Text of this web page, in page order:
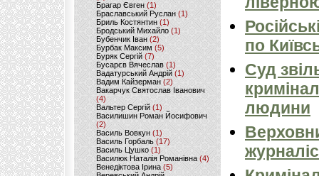
Брагар Євген (1)
Браславський Руслан (1)
Бриль Костянтин (1)
Бродський Михайло (1)
Бубенчик Іван(2)
Бурбак Максим (5)
Буряк Сергій (7)
Бусарєв Вячеслав (1)
Вадатурський Андрій (1)
Вадим Кайзерман (2)
Вакарчук Святослав Іванович
(4)
Вальтер Сергій (1)
Василишин Роман Йосифович
(2)
Василь Вовкун (1)
Василь Горбаль (17)
Василь Цушко (1)
Василюк Наталія Романівна (4)
Венедіктова Ірина(5)
по
Суд
людини